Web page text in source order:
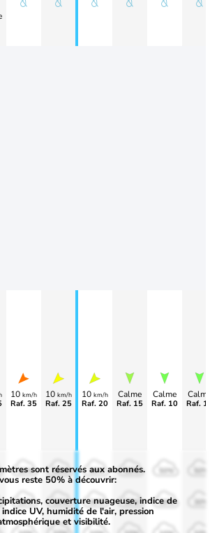
10 km/h
Raf. 35
10 km/h
Raf. 25
10 km/h
Raf. 20
Calme
Raf. 15
Calme
Raf. 10 Raf.
50%
30%
50%
30%
50%
30%
50%
30%
50%
30%
sont réservés aux abonnés.
reste 50% à découvrir:
couverture nuageuse, indice de
UV, humidité de l'air, pression
et visibilité.